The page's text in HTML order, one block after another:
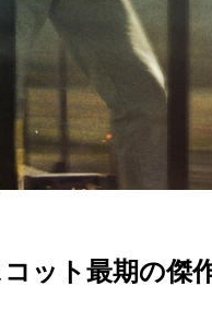
ット最期の傑